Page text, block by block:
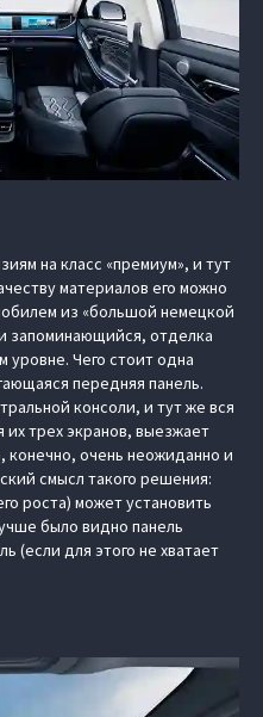
на класс «премиум», и тут
материалов его можно
из «большой немецкой
запоминающийся, отделка
уровне. Чего стоит одна
передняя панель.
консоли, и тут же вся
их трех экранов, выезжает
конечно, очень неожиданно и
смысл такого решения:
роста) может установить
было видно панель
(если для этого не хватает